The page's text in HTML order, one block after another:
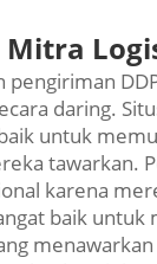
pengiriman
daring.
untuk
tawarkan.
karena
baik